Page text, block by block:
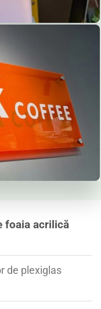
foaia acrilică
de plexiglas